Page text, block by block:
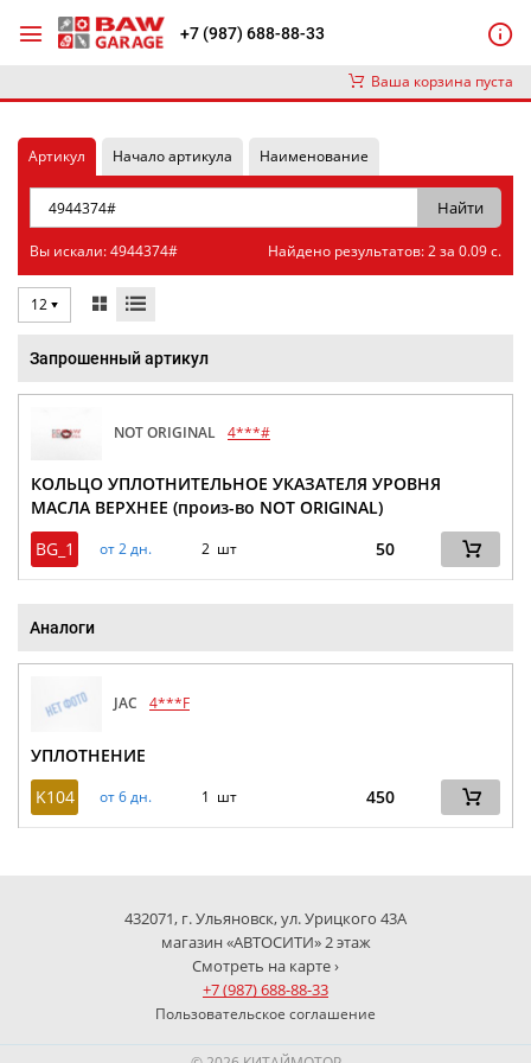
+7 (987) 688-88-33
Ваша корзина пуста
Артикул Начало артикула Наименование
Вы искали: 4944374# Найдено результатов: 2 за 0.09 с.
12
Запрошенный артикул
NOT ORIGINAL 4***#
КОЛЬЦО УПЛОТНИТЕЛЬНОЕ УКАЗАТЕЛЯ УРОВНЯ
МАСЛА ВЕРХНЕЕ (произ-во NOT ORIGINAL)
BG_1
от 2 дн. 2 шт 50
Аналоги
JAC 4***F
УПЛОТНЕНИЕ
K104
от 6 дн. 1 шт 450
432071, г. Ульяновск, ул. Урицкого 43А
магазин «АВТОСИТИ» 2 этаж
Смотреть на карте ›
+7 (987) 688-88-33
Пользовательское соглашение